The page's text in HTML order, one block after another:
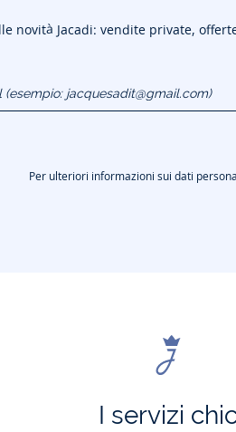
novità Jacadi: vendite private,
Per ulteriori informazioni sui dati
I servizi